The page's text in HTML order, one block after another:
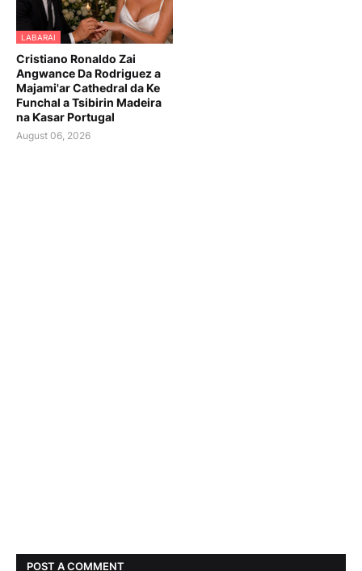
LABARAI
Cristiano Ronaldo Zai
Angwance Da Rodriguez a
Majami'ar Cathedral da Ke
Funchal a Tsibirin Madeira
na Ƙasar Portugal
August 06, 2026
POST A COMMENT